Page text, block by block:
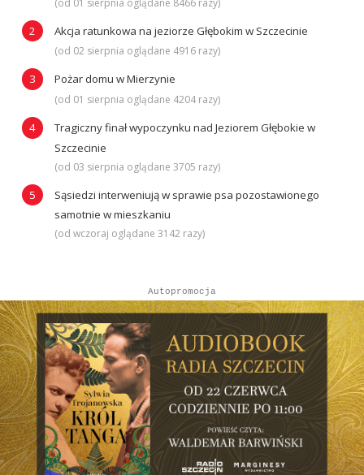
Akcja ratunkowa na jeziorze Głębokim w Szczecinie
(od 02 sierpnia oglądane 4916 razy)
Pożar domu w Mierzynie
(od 01 sierpnia oglądane 4204 razy)
Tragiczny finał wypoczynku nad Jeziorem Głębokie w
Szczecinie
(od 03 sierpnia oglądane 3705 razy)
Sąsiedzi interweniują w sprawie psa pozostawionego
samotnie w mieszkaniu
(od wczoraj oglądane 3142 razy)
Autopromocja